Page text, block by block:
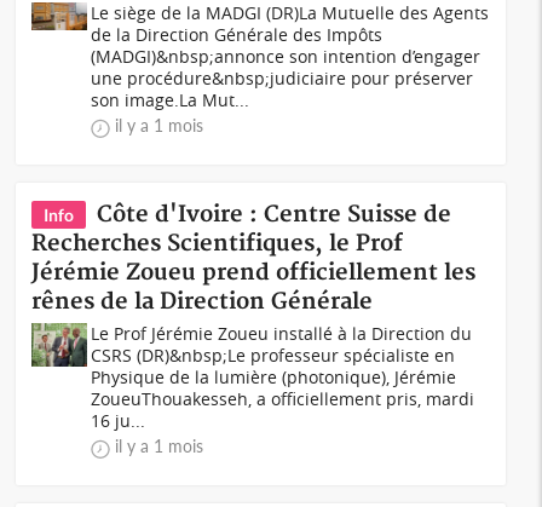
Le siège de la MADGI (DR)La Mutuelle des Agents
de la Direction Générale des Impôts
(MADGI)&nbsp;annonce son intention d’engager
une procédure&nbsp;judiciaire pour préserver
son image.La Mut...
il y a 1 mois
Info
Côte d'Ivoire : Centre Suisse de
Recherches Scientifiques, le Prof
Jérémie Zoueu prend officiellement les
rênes de la Direction Générale
Le Prof Jérémie Zoueu installé à la Direction du
CSRS (DR)&nbsp;Le professeur spécialiste en
Physique de la lumière (photonique), Jérémie
ZoueuThouakesseh, a officiellement pris, mardi
16 ju...
il y a 1 mois